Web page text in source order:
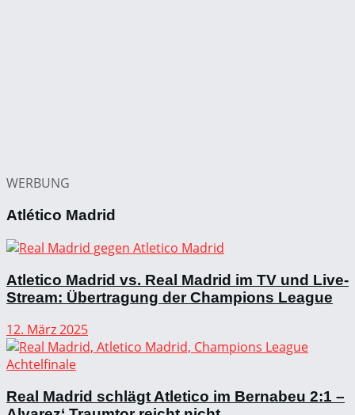
WERBUNG
Atlético Madrid
Atletico Madrid vs. Real Madrid im TV und Live-
Stream: Übertragung der Champions League
12. März 2025
Real Madrid schlägt Atletico im Bernabeu 2:1 –